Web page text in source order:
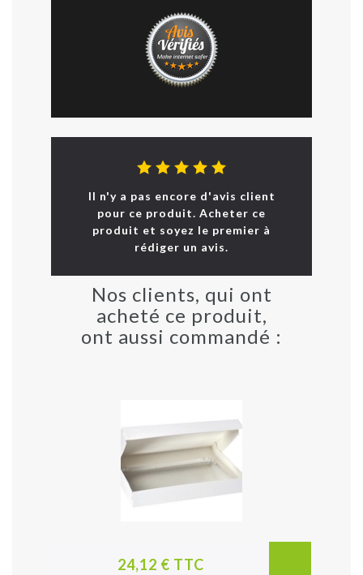
Il n'y a pas encore d'avis client
pour ce produit. Acheter ce
produit et soyez le premier à
rédiger un avis.
Nos clients, qui ont
acheté ce produit,
ont aussi commandé :
24,12 € TTC